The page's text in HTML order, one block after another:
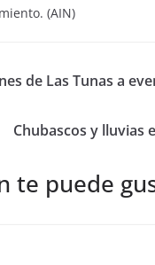
(AIN)
de Las Tunas a
Chubascos y lluvias
te puede